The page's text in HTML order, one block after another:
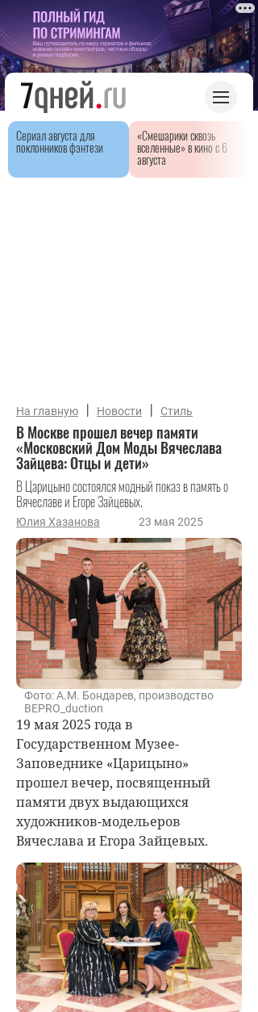
Сериал августа для
поклонников фэнтези
«Смешарики сквозь
вселенные» в кино с 6
августа
На главную | Новости | Стиль
В Москве прошел вечер памяти
«Московский Дом Моды Вячеслава
Зайцева: Отцы и дети»
В Царицыно состоялся модный показ в память о
Вячеславе и Егоре Зайцевых.
Юлия Хазанова 23 мая 2025
Фото: А.М. Бондарев, производство
BEPRO_duction
19 мая 2025 года в
Государственном Музее-
Заповеднике «Царицыно»
прошел вечер, посвященный
памяти двух выдающихся
художников-модельеров
Вячеслава и Егора Зайцевых.